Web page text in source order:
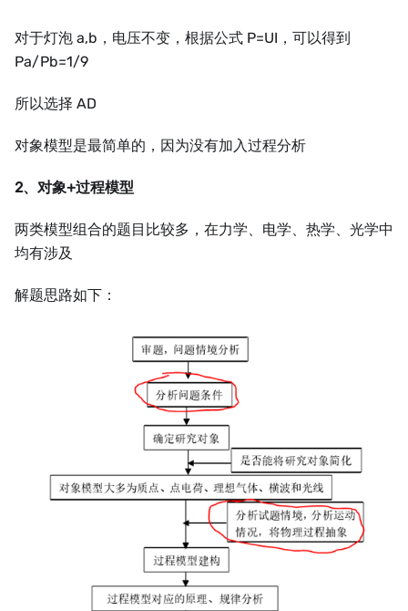
对于灯泡 a,b，电压不变，根据公式 P=UI，可以得到
Pa/Pb=1/9
所以选择 AD
对象模型是最简单的，因为没有加入过程分析
2、对象+过程模型
两类模型组合的题目比较多，在力学、电学、热学、光学中
均有涉及
解题思路如下：